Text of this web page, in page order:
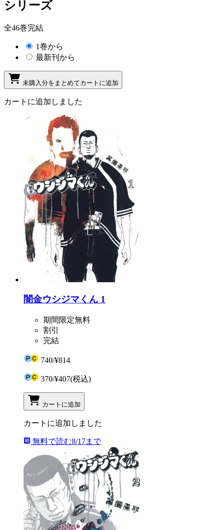
シリーズ
全46巻完結
1巻から
最新刊から
未購入分をまとめてカートに追加
カートに追加しました
闇金ウシジマくん 1
期間限定無料
割引
完結
740/¥814
370/¥407(税込)
カートに追加
カートに追加しました
無料で読む8/17まで